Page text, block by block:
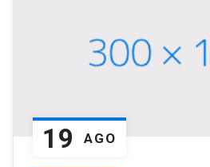
19 AGO